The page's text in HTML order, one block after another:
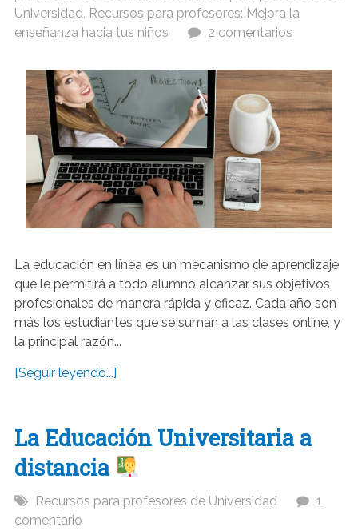
Universidad, Recursos para profesores: Mejora la
enseñanza hacia tus niños
2 comentarios
La educación en línea es un mecanismo de aprendizaje
que le permitirá a todo alumno alcanzar sus objetivos
profesionales de manera rápida y eficaz. Cada año son
más los estudiantes que se suman a las clases online, y
la principal razón...
[Seguir leyendo...]
La Educación Universitaria a
distancia
Recursos para profesores de Universidad
1
comentario